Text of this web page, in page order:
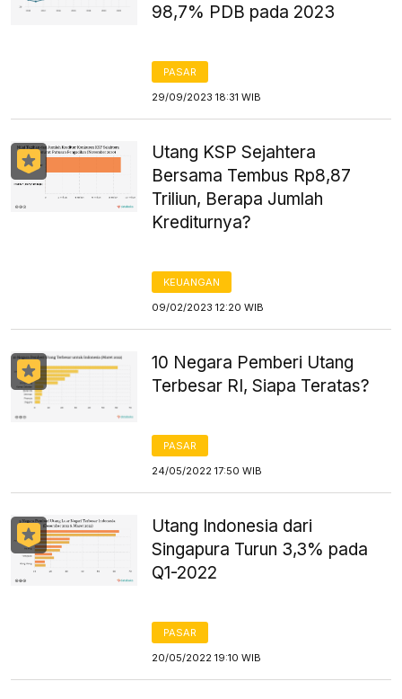
98,7% PDB pada 2023
PASAR
29/09/2023 18:31 WIB
Utang KSP Sejahtera
Bersama Tembus Rp8,87
Triliun, Berapa Jumlah
Krediturnya?
KEUANGAN
09/02/2023 12:20 WIB
10 Negara Pemberi Utang
Terbesar RI, Siapa Teratas?
PASAR
24/05/2022 17:50 WIB
Utang Indonesia dari
Singapura Turun 3,3% pada
Q1-2022
PASAR
20/05/2022 19:10 WIB